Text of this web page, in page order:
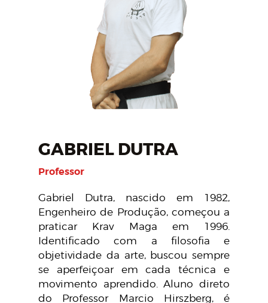
GABRIEL DUTRA
Professor
Gabriel Dutra, nascido em 1982,
Engenheiro de Produção, começou a
praticar Krav Maga em 1996.
Identificado com a filosofia e
objetividade da arte, buscou sempre
se aperfeiçoar em cada técnica e
movimento aprendido. Aluno direto
do Professor Marcio Hirszberg, é